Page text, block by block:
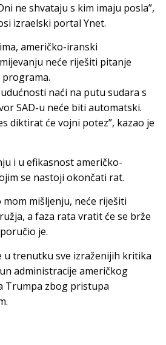
ne shvataju s kim imaju posla”,
izraelski portal Ynet.
američko-iranski
neće riješiti pitanje
naći na putu sudara s
SAD-u neće biti automatski.
diktirat će vojni potez”, kazao je
i u efikasnost američko-
se nastoji okončati rat.
mom mišljenju, neće riješiti
a faza rata vratit će se brže
je.
u trenutku sve izraženijih kritika
administracije američkog
Trumpa zbog pristupa